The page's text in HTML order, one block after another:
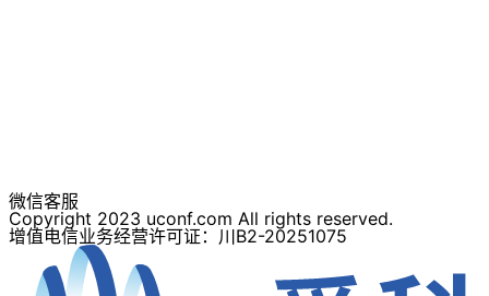
微信客服
Copyright 2023 uconf.com All rights reserved.
增值电信业务经营许可证：川B2-20251075